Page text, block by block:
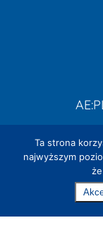
Kwota:
© 2026 OIRP w
Ta strona
najwyższym